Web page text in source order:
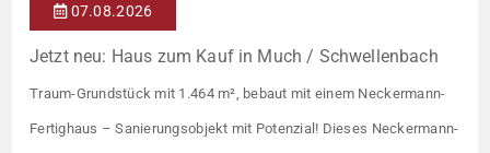
07.08.2026
Jetzt neu: Haus zum Kauf in Much / Schwellenbach
Traum-Grundstück mit 1.464 m², bebaut mit einem Neckermann-
Fertighaus – Sanierungsobjekt mit Potenzial! Dieses Neckermann-